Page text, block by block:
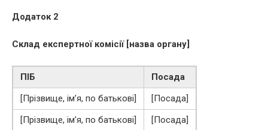
Додаток 2
Склад експертної комісії [назва органу]
ПІБ
Посада
[Прізвище, ім’я, по батькові]
[Посада]
[Прізвище, ім’я, по батькові]
[Посада]